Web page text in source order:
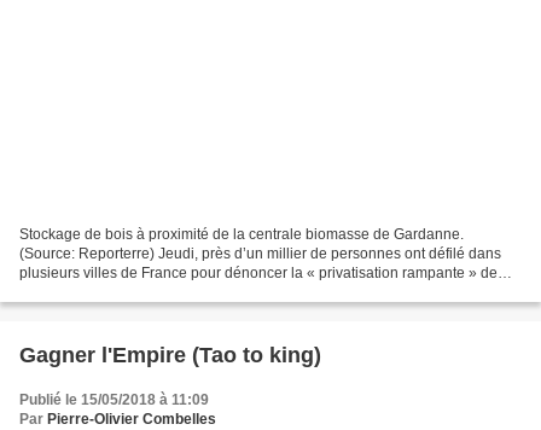
Stockage de bois à proximité de la centrale biomasse de Gardanne.
(Source: Reporterre) Jeudi, près d’un millier de personnes ont défilé dans
plusieurs villes de France pour dénoncer la « privatisation rampante » de
Gagner l'Empire (Tao to king)
Publié le 15/05/2018 à 11:09
Par Pierre-Olivier Combelles